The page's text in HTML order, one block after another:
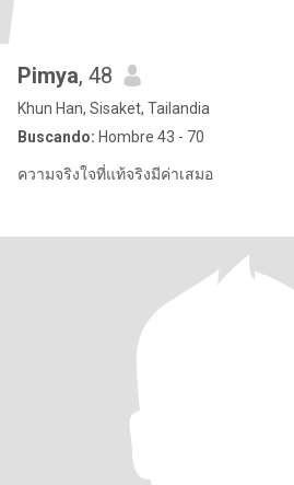
Pimya, 48
Khun Han, Sisaket, Tailandia
Buscando: Hombre 43 - 70
ความจริงใจที่แท้จริงมีค่าเสมอ